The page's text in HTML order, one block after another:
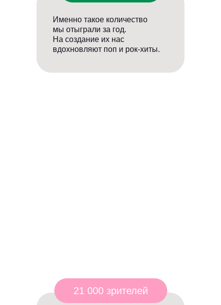
21 000 зрителей
Именно такое количество
мы отыграли за год.
На создание их нас
вдохновляют поп и рок-хиты.